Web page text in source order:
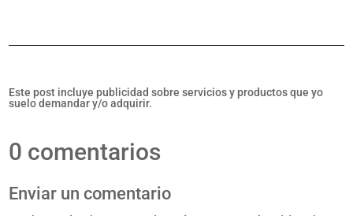
Este post incluye publicidad sobre servicios y productos que yo
suelo demandar y/o adquirir.
0 comentarios
Enviar un comentario